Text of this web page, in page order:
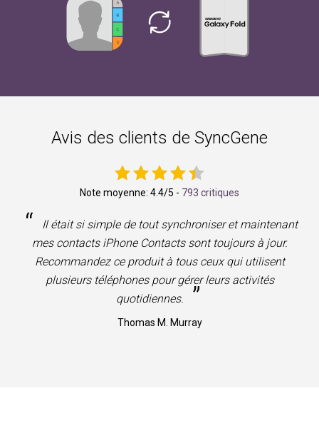
Avis des clients de SyncGene
Note moyenne: 4.4/5 - 793 critiques
“
Il était si simple de tout synchroniser et maintenant
mes contacts iPhone Contacts sont toujours à jour.
Recommandez ce produit à tous ceux qui utilisent
plusieurs téléphones pour gérer leurs activités
quotidiennes.
”
Thomas M. Murray